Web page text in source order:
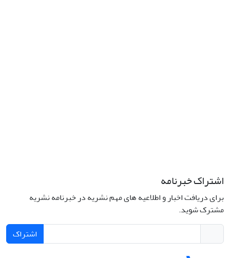
اشتراک خبرنامه
برای دریافت اخبار و اطلاعیه های مهم نشریه در خبرنامه نشریه
مشترک شوید.
اشتراک